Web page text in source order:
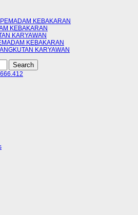
KEBAKARAN
KEBAKARAN
KARYAWAN
KEBAKARAN
KARYAWAN